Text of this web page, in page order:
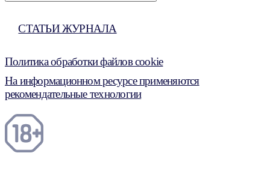
СТАТЬИ ЖУРНАЛА
Политика обработки файлов cookie
На информационном ресурсе применяются
рекомендательные технологии